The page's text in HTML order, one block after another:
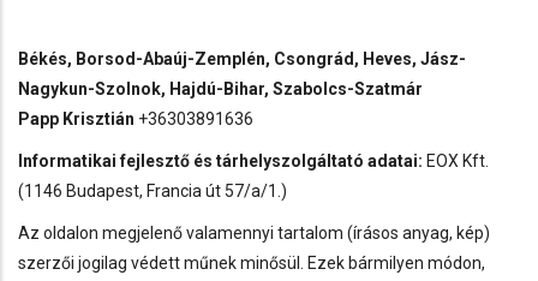
Békés, Borsod-Abaúj-Zemplén, Csongrád, Heves, Jász-
Nagykun-Szolnok, Hajdú-Bihar, Szabolcs-Szatmár
Papp Krisztián +36303891636
Informatikai fejlesztő és tárhelyszolgáltató adatai: EOX Kft.
(1146 Budapest, Francia út 57/a/1.)
Az oldalon megjelenő valamennyi tartalom (írásos anyag, kép)
szerzői jogilag védett műnek minősül. Ezek bármilyen módon,